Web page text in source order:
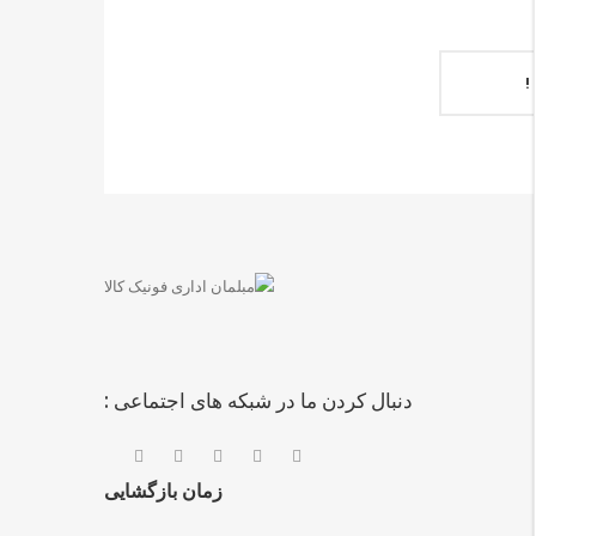
اشتراک !
دنبال کردن ما در شبکه های اجتماعی :
زمان بازگشایی